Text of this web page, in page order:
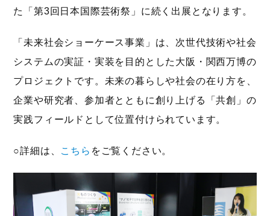
た「第3回日本国際芸術祭」に続く出展となります。
「未来社会ショーケース事業」は、次世代技術や社会
システムの実証・実装を目的とした大阪・関西万博の
プロジェクトです。未来の暮らしや社会の在り方を、
企業や研究者、参加者とともに創り上げる「共創」の
実践フィールドとして位置付けられています。
○詳細は、 こちら をご覧ください。